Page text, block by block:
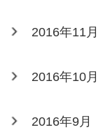
2016年11月
2016年10月
2016年9月